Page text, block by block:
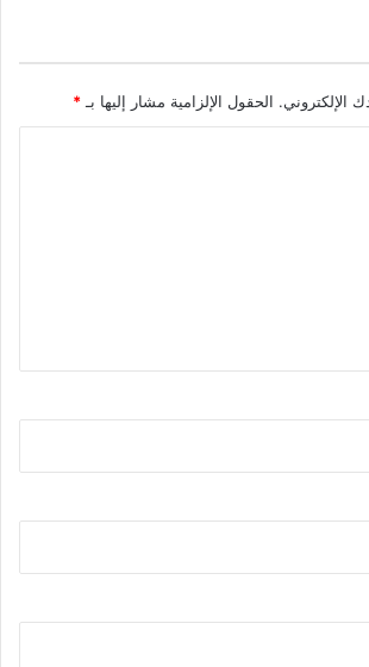
الإلكتروني. الحقول الإلزامية مشار إليها بـ *